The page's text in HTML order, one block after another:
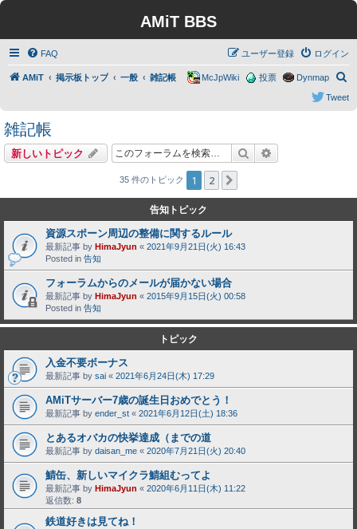
AMiT BBS
FAQ ログイン
ユーザー登録
AMiT 掲示板トップ 一般 雑記帳
索
Dynmap
投票
McJpWiki
Tweet
雑記帳
新しいトピック 検索
35 件のトピック 1 2
告知トピック
資源スポーン周辺の整備に関するルール
最新記事 by HimaJyun « 2021年9月21日(火) 16:43
Posted in 告知
フォーラムからのメールが届かない場合
最新記事 by HimaJyun « 2015年9月15日(火) 00:58
Posted in 告知
トピック
入金不要ボーナス
最新記事 by sai « 2021年6月24日(木) 17:29
AMiTサーバー7歳の誕生日おめでとう！
最新記事 by ender_st « 2021年6月12日(土) 18:36
とあるオバカの快挙達成（までの道
最新記事 by daisan_me « 2020年7月21日(火) 20:40
鯖缶、新しいマイクラ鯖組むってよ
最新記事 by HimaJyun « 2020年6月11日(木) 11:22
返信数: 8
鉄道好きは見てね！